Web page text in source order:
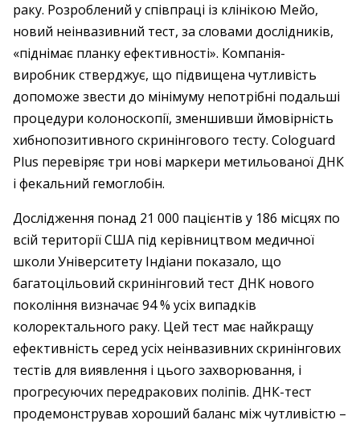
раку. Розроблений у співпраці із клінікою Мейо,
новий неінвазивний тест, за словами дослідників,
«піднімає планку ефективності». Компанія-
виробник стверджує, що підвищена чутливість
допоможе звести до мінімуму непотрібні подальші
процедури колоноскопії, зменшивши ймовірність
хибнопозитивного скринінгового тесту. Cologuard
Plus перевіряє три нові маркери метильованої ДНК
і фекальний гемоглобін.
Дослідження понад 21 000 пацієнтів у 186 місцях по
всій території США під керівництвом медичної
школи Університету Індіани показало, що
багатоцільовий скринінговий тест ДНК нового
покоління визначає 94 % усіх випадків
колоректального раку. Цей тест має найкращу
ефективність серед усіх неінвазивних скринінгових
тестів для виявлення і цього захворювання, і
прогресуючих передракових поліпів. ДНК-тест
продемонстрував хороший баланс між чутливістю –